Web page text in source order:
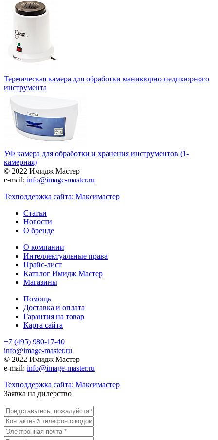
Термическая камера для обработки маникюрно-педикюрного
инструмента
УФ камера для обработки и хранения инструментов (1-
камерная)
© 2022 Имидж Мастер
e-mail: info@image-master.ru
Техподдержка сайта: Максимастер
Статьи
Новости
О бренде
О компании
Интеллектуальные права
Прайс-лист
Каталог Имидж Мастер
Магазины
Помощь
Доставка и оплата
Гарантия на товар
Карта сайта
+7 (495) 980-17-40
info@image-master.ru
© 2022 Имидж Мастер
e-mail: info@image-master.ru
Техподдержка сайта: Максимастер
Заявка на дилерство